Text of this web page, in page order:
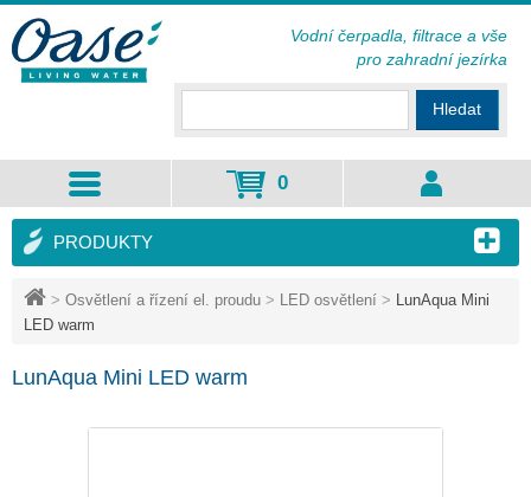
> Osvětlení a řízení el. proudu > LED osvětlení > LunAqua Mini
LED warm
LunAqua Mini LED warm
PRODUKTY
Hledat
0
Vodní čerpadla, filtrace a vše
pro zahradní jezírka